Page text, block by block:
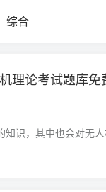
综合
理论考试题库免
识，其中也会对无